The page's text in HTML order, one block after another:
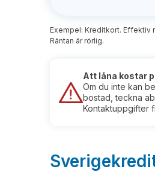
Exempel: Kreditkort. Effektiv
Räntan är rörlig.
Att låna kostar
Om du inte kan
bostad, teckna
Kontaktuppgifter